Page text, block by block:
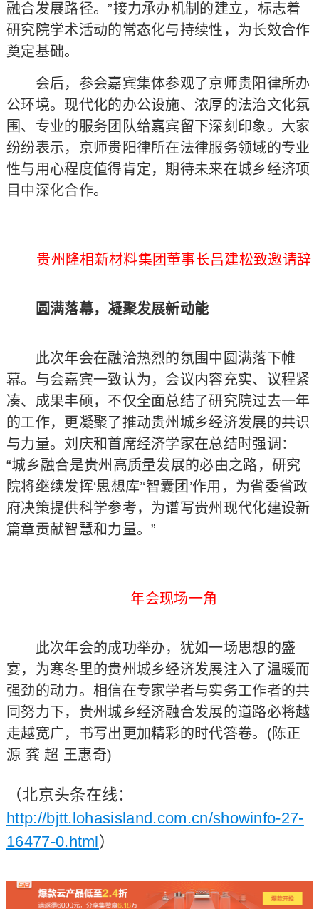
融合发展路径。”接力承办机制的建立，标志着
研究院学术活动的常态化与持续性，为长效合作
奠定基础。
会后，参会嘉宾集体参观了京师贵阳律所办
公环境。现代化的办公设施、浓厚的法治文化氛
围、专业的服务团队给嘉宾留下深刻印象。大家
纷纷表示，京师贵阳律所在法律服务领域的专业
性与用心程度值得肯定，期待未来在城乡经济项
目中深化合作。
贵州隆相新材料集团董事长吕建松致邀请辞
圆满落幕，凝聚发展新动能
此次年会在融洽热烈的氛围中圆满落下帷
幕。与会嘉宾一致认为，会议内容充实、议程紧
凑、成果丰硕，不仅全面总结了研究院过去一年
的工作，更凝聚了推动贵州城乡经济发展的共识
与力量。刘庆和首席经济学家在总结时强调：
“城乡融合是贵州高质量发展的必由之路，研究
院将继续发挥‘思想库’‘智囊团’作用，为省委省政
府决策提供科学参考，为谱写贵州现代化建设新
篇章贡献智慧和力量。”
年会现场一角
此次年会的成功举办，犹如一场思想的盛
宴，为寒冬里的贵州城乡经济发展注入了温暖而
强劲的动力。相信在专家学者与实务工作者的共
同努力下，贵州城乡经济融合发展的道路必将越
走越宽广，书写出更加精彩的时代答卷。(陈正
源 龚 超 王惠奇)
（北京头条在线：
http://bjtt.lohasisland.com.cn/showinfo-27-
16477-0.html）